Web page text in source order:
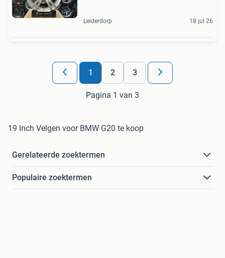
Leiderdorp 18 jul 26
1 2 3
Pagina 1 van 3
19 Inch Velgen voor BMW G20 te koop
Gerelateerde zoektermen
Populaire zoektermen